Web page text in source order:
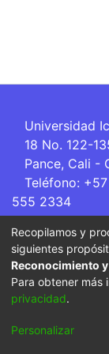
Universidad
18 No. 122-
Pance, Cali -
Teléfono:
555 2334
La
Superior que se
por parte
Cookie
Recopilamos y
siguientes
Reconocimiento
Para obtener más
privacidad.
Personalizar